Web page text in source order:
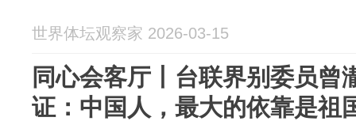
世界体坛观察家 2026-03-15
同心会客厅丨台联界别委员曾
证：中国人，最大的依靠是祖